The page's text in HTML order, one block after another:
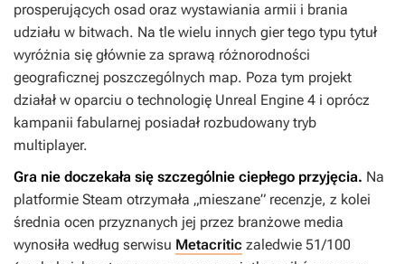
prosperujących osad oraz wystawiania armii i brania
udziału w bitwach. Na tle wielu innych gier tego typu tytuł
wyróżnia się głównie za sprawą różnorodności
geograficznej poszczególnych map. Poza tym projekt
działał w oparciu o technologię Unreal Engine 4 i oprócz
kampanii fabularnej posiadał rozbudowany tryb
multiplayer.
Gra nie doczekała się szczególnie ciepłego przyjęcia. Na
platformie Steam otrzymała „mieszane” recenzje, z kolei
średnia ocen przyznanych jej przez branżowe media
wynosiła według serwisu Metacritic zaledwie 51/100